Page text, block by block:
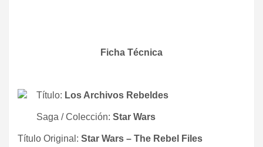
Ficha Técnica
Título: Los Archivos Rebeldes
Saga / Colección: Star Wars
Título Original: Star Wars – The Rebel Files